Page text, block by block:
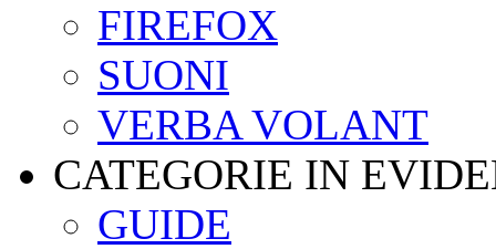
FIREFOX
SUONI
VERBA VOLANT
CATEGORIE IN
GUIDE